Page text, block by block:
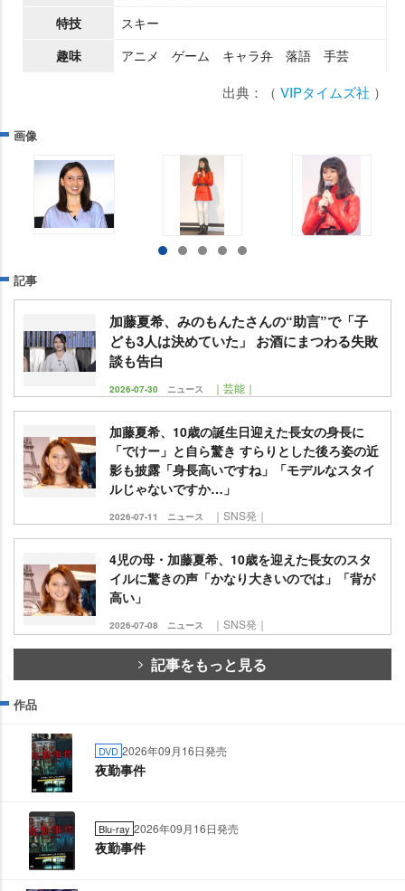
特技
スキー
趣味
アニメ ゲーム キャラ弁 落語 手芸
出典：（ VIPタイムズ社 ）
画像
記事
加藤夏希、みのもんたさんの“助言”で「子
ども3人は決めていた」 お酒にまつわる失敗
談も告白
2026-07-30 ニュース ｜芸能｜
加藤夏希、10歳の誕生日迎えた長女の身長に
「でけー」と自ら驚き すらりとした後ろ姿の近
影も披露「身長高いですね」「モデルなスタイ
ルじゃないですか…」
2026-07-11 ニュース ｜SNS発｜
4児の母・加藤夏希、10歳を迎えた長女のスタ
イルに驚きの声「かなり大きいのでは」「背が
高い」
2026-07-08 ニュース ｜SNS発｜
記事をもっと見る
作品
DVD 2026年09月16日発売
夜勤事件
Blu-ray 2026年09月16日発売
夜勤事件